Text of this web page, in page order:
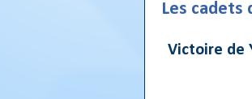
Les cadets
Victoire de